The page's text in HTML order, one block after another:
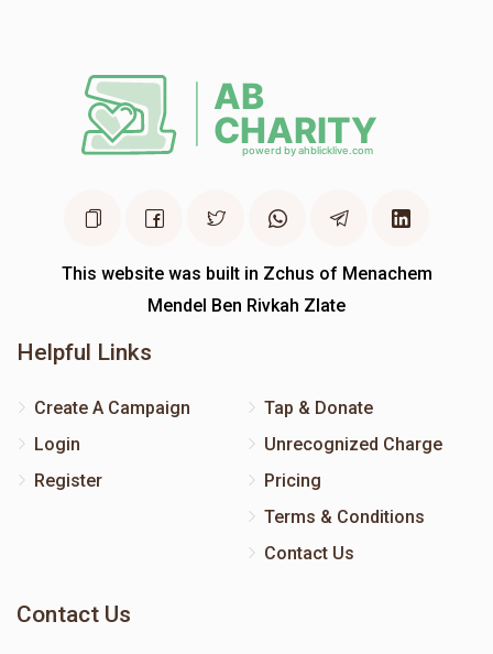
This website was built in Zchus of Menachem
Mendel Ben Rivkah Zlate
Helpful Links
Create A Campaign
Login
Register
Tap & Donate
Unrecognized Charge
Pricing
Terms & Conditions
Contact Us
Contact Us